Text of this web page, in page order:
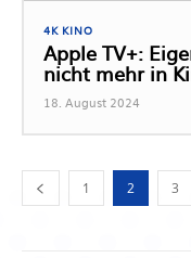
4K KINO
Apple TV+:
nicht mehr in
18. August 2024
1 2 3